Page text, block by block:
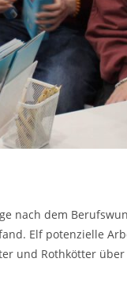
nach dem
Elf potenzielle
und Rothkötter